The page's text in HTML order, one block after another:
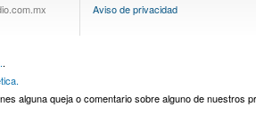
Aviso de privacidad
.
alguna queja o comentario sobre alguno de nuestros